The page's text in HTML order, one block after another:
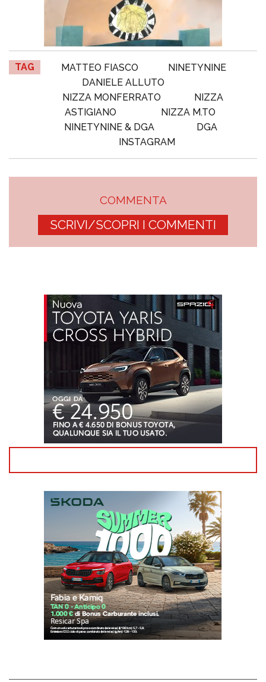
TAG MATTEO FIASCO
NINETYNINE
DANIELE ALLUTO
NIZZA MONFERRATO
NIZZA
ASTIGIANO
NIZZA M.TO
NINETYNINE & DGA
DGA
INSTAGRAM
COMMENTA
SCRIVI/SCOPRI I COMMENTI